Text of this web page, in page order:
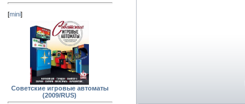
[mini]
Советские игровые автоматы
(2009/RUS)